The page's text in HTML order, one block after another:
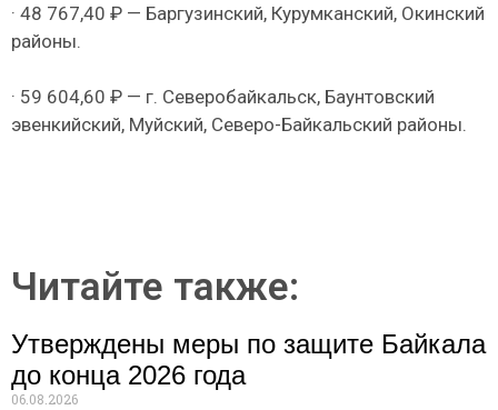
· 48 767,40 ₽ — Баргузинский, Курумканский, Окинский
районы.
· 59 604,60 ₽ — г. Северобайкальск, Баунтовский
эвенкийский, Муйский, Северо-Байкальский районы.
Читайте также:
Утверждены меры по защите Байкала
до конца 2026 года
06.08.2026